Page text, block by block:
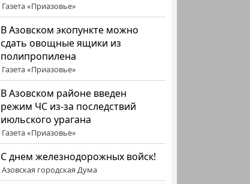
Газета «Приазовье»
В Азовском экопункте можно
сдать овощные ящики из
полипропилена
Газета «Приазовье»
В Азовском районе введен
режим ЧС из-за последствий
июльского урагана
Газета «Приазовье»
С днем железнодорожных войск!
Азовская городская Дума